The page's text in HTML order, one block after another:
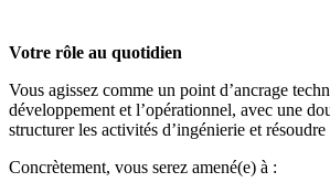
Votre rôle au quotidien
Vous agissez comme un point d’ancrage
développement et l’opérationnel, avec une
structurer les activités d’ingénierie et
Concrètement, vous serez amené(e) à :